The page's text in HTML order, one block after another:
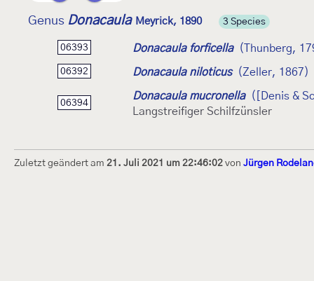
Genus Donacaula Meyrick, 1890 3 Species
06393 Donacaula forficella (Thunberg,
06392 Donacaula niloticus (Zeller, 1867)
06394
Donacaula mucronella
([Denis &
Langstreifiger Schilfzünsler
Zuletzt geändert am 21. Juli 2021 um 22:46:02 von Jürgen